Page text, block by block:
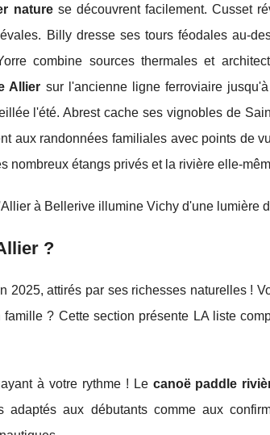
naturese découvrent facilement. Cusset
Billy dresse ses tours féodales au-
combine sources thermales et
Allier sur l'ancienne ligne ferroviaire
l'été. Abrest cache ses vignobles de
aux randonnées familiales avec points de
nombreux étangs privés et la rivière elle-
à Bellerive illumine Vichy d'une lumière
?
attirés par ses richesses naturelles !
? Cette section présente LA liste
à votre rythme ! Le canoë paddle
aux débutants comme aux